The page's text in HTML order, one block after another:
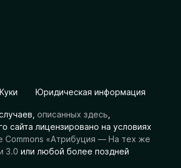
Куки Юридическая информация
описанных здесь
сайта лицензировано на условиях
Commons «Атрибуция — На тех же
3.0 или любой более поздней